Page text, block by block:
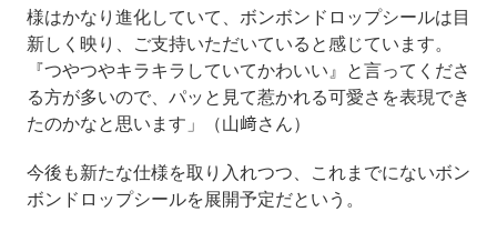
様はかなり進化していて、ボンボンドロップシールは目
新しく映り、ご支持いただいていると感じています。
『つやつやキラキラしていてかわいい』と言ってくださ
る方が多いので、パッと見て惹かれる可愛さを表現でき
たのかなと思います」（山﨑さん）
今後も新たな仕様を取り入れつつ、これまでにないボン
ボンドロップシールを展開予定だという。